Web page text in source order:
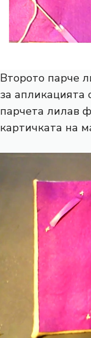
Второто парче
за апликацията
парчета лилав
картичката на